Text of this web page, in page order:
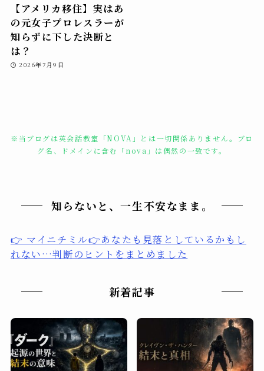
【アメリカ移住】実はあ
の元女子プロレスラーが
知らずに下した決断と
は？
2026年7月9日
※当ブログは英会話教室「NOVA」とは一切関係ありません。ブロ
グ名、ドメインに含む「nova」は偶然の一致です。
知らないと、一生不安なまま。
👉 マイニチミル👉あなたも見落としているかもし
れない…判断のヒントをまとめました
新着記事